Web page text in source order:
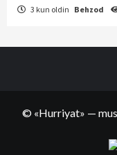
3 kun oldin Behzod
© «Hurriyat» —